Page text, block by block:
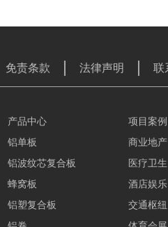
免责条款 法律声明 联
产品中心
铝单板
铝波纹芯复合板
蜂窝板
铝塑复合板
项目案例
商业地产
医疗卫生
酒店娱乐
交通枢纽